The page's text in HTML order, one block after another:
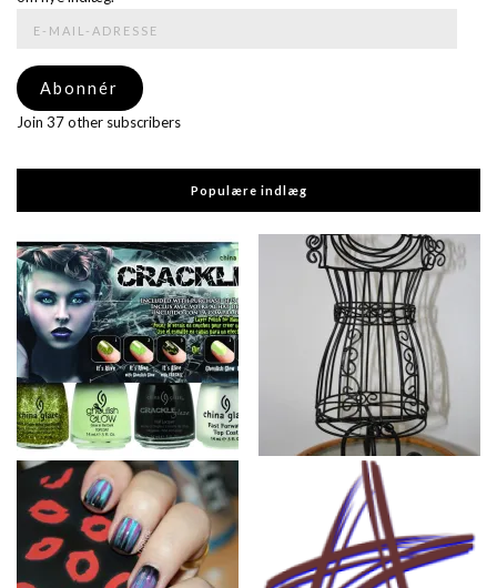
adresse
Abonnér
Join 37 other subscribers
Populære indlæg